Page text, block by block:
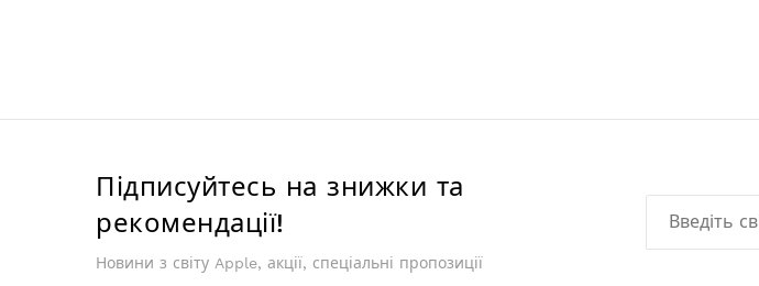
Підписуйтесь на знижки та
рекомендації!
Новини з світу Apple, акції, спеціальні пропозиції